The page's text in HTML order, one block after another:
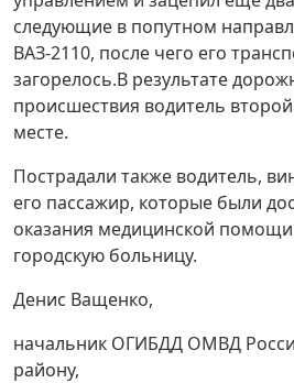
следующие в попутном
ВАЗ-2110, после чего его
загорелось.В результате
происшествия водитель
месте.
Пострадали также водитель,
его пассажир, которые были
оказания медицинской
городскую больницу.
Денис Ващенко,
начальник ОГИБДД ОМВД
району,